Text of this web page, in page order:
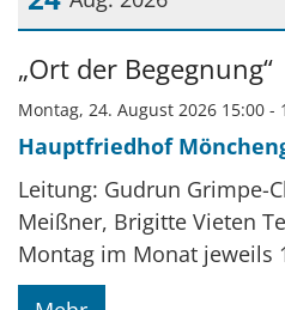
Datum: 24. August 2026
„Ort der Begegnung“
Montag, 24. August 2026 15:00 -
Hauptfriedhof
Leitung: Gudrun Grimpe-
Meißner, Brigitte Vieten
Montag im Monat jeweils